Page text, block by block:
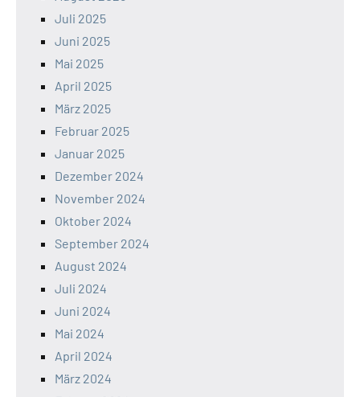
Juli 2025
Juni 2025
Mai 2025
April 2025
März 2025
Februar 2025
Januar 2025
Dezember 2024
November 2024
Oktober 2024
September 2024
August 2024
Juli 2024
Juni 2024
Mai 2024
April 2024
März 2024